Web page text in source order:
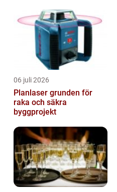
06 juli 2026
Planlaser grunden för
raka och säkra
byggprojekt